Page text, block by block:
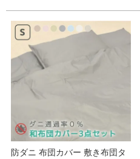
防ダニ 布団カバー 敷き布団タ